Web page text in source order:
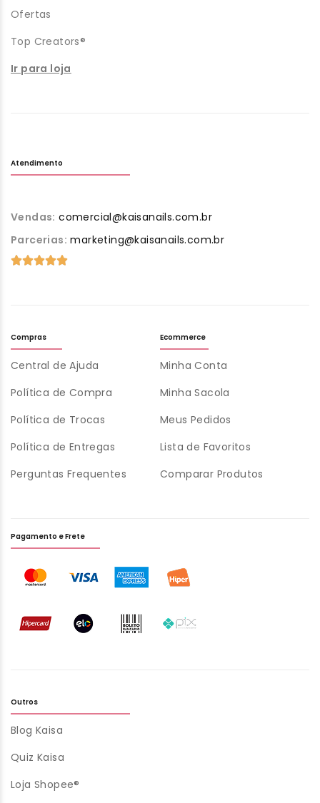
Ofertas
Top Creators®
Ir para loja
Atendimento
Vendas: comercial@kaisanails.com.br
Parcerias: marketing@kaisanails.com.br
Compras
Central de Ajuda
Política de Compra
Política de Trocas
Política de Entregas
Perguntas Frequentes
Ecommerce
Minha Conta
Minha Sacola
Meus Pedidos
Lista de Favoritos
Comparar Produtos
Outros
Blog Kaisa
Quiz Kaisa
Loja Shopee®
Pagamento e Frete